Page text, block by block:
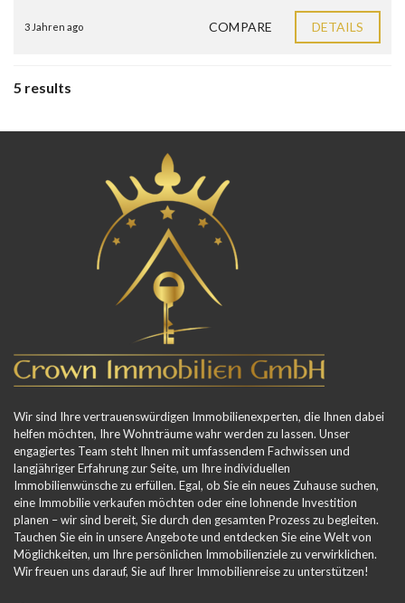
3 Jahren ago COMPARE DETAILS
5 results
Wir sind Ihre vertrauenswürdigen Immobilienexperten, die Ihnen dabei
helfen möchten, Ihre Wohnträume wahr werden zu lassen. Unser
engagiertes Team steht Ihnen mit umfassendem Fachwissen und
langjähriger Erfahrung zur Seite, um Ihre individuellen
Immobilienwünsche zu erfüllen. Egal, ob Sie ein neues Zuhause suchen,
eine Immobilie verkaufen möchten oder eine lohnende Investition
planen – wir sind bereit, Sie durch den gesamten Prozess zu begleiten.
Tauchen Sie ein in unsere Angebote und entdecken Sie eine Welt von
Möglichkeiten, um Ihre persönlichen Immobilienziele zu verwirklichen.
Wir freuen uns darauf, Sie auf Ihrer Immobilienreise zu unterstützen!